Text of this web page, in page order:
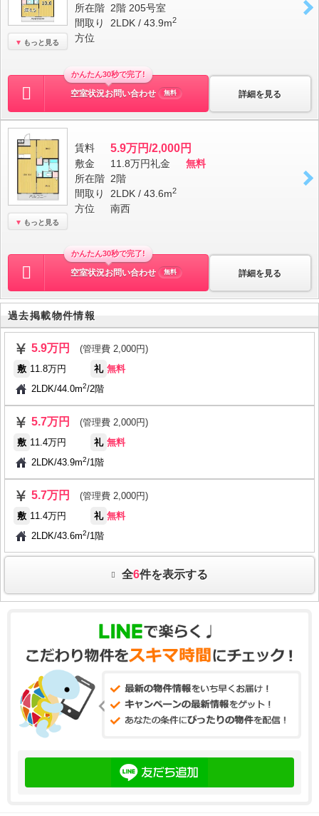
もっと見る
所在階 2階 205号室
間取り
2LDK / 43.9m2
方位
詳細を見る
かんたん30秒で完了!
空室状況お問い合わせ 無料
もっと見る
賃料 5.9万円/2,000円
敷金 11.8万円礼金
無料
所在階 2階
間取り
2LDK / 43.6m2
方位 南西
詳細を見る
かんたん30秒で完了!
空室状況お問い合わせ 無料
過去掲載物件情報
5.9万円
(管理費 2,000円)
敷 11.8万円 礼 無料
2LDK/44.0m2/2階
5.7万円
(管理費 2,000円)
敷 11.4万円 礼 無料
2LDK/43.9m2/1階
5.7万円
(管理費 2,000円)
敷 11.4万円 礼 無料
2LDK/43.6m2/1階
全6件を表示する